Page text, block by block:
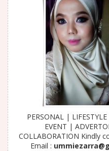
PERSONAL |
EVENT |
COLLABORATION Kindly
Email :